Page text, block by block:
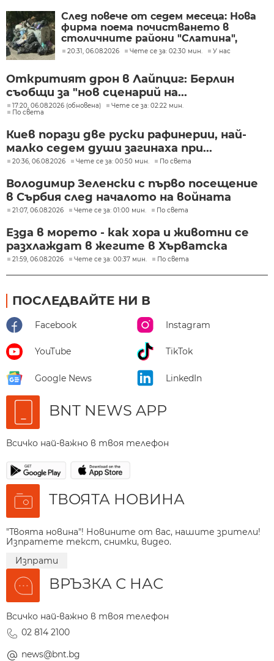
След повече от седем месеца: Нова
фирма поема почистването в
столичните райони "Слатина",
"Подуяне" и "Изгрев"
20:31, 06.08.2026 Чете се за: 02:30 мин. У нас
Откритият дрон в Лайпциг: Берлин
съобщи за "нов сценарий на...
17:20, 06.08.2026 (обновена)
Чете се за: 02:22 мин.
По света
Киев порази две руски рафинерии, най-
малко седем души загинаха при...
20:36, 06.08.2026 Чете се за: 00:50 мин. По света
Володимир Зеленски с първо посещение
в Сърбия след началото на войната
21:07, 06.08.2026 Чете се за: 01:00 мин. По света
Езда в морето - как хора и животни се
разхлаждат в жегите в Хърватска
21:59, 06.08.2026 Чете се за: 00:37 мин. По света
ПОСЛЕДВАЙТЕ НИ В
Facebook Instagram
YouTube TikTok
Google News LinkedIn
BNT NEWS APP
Всичко най-важно в твоя телефон
ТВОЯТА НОВИНА
"Твоята новина"! Новините от вас, нашите зрители!
Изпратете текст, снимки, видео.
Изпрати
ВРЪЗКА С НАС
Всичко най-важно в твоя телефон
02 814 2100
news@bnt.bg